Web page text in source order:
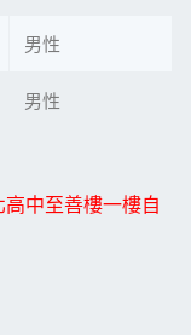
男性
男性
中至善樓一樓自